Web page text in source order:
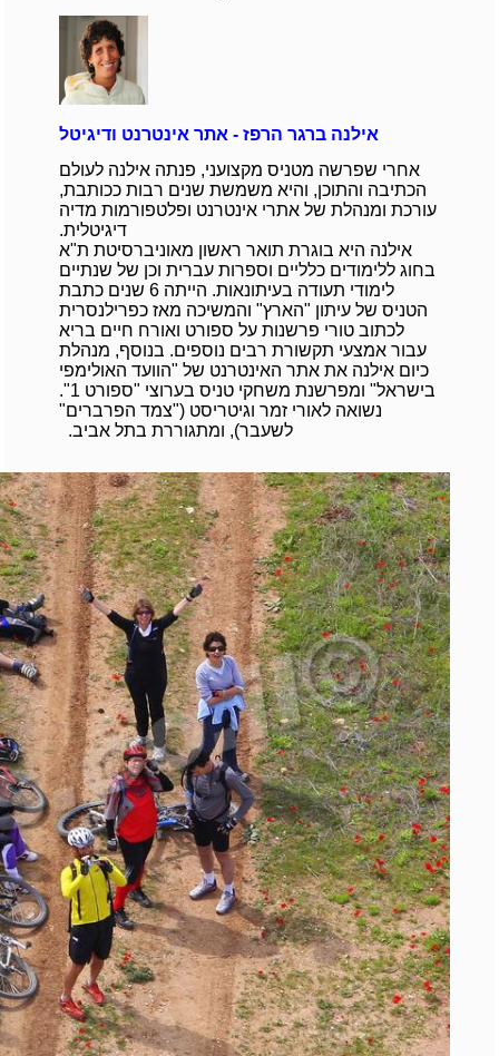
אילנה ברגר הרפז - אתר אינטרנט ודיגיטל
אחרי שפרשה מטניס מקצועני, פנתה אילנה לעולם
הכתיבה והתוכן, והיא משמשת שנים רבות ככותבת,
עורכת ומנהלת של אתרי אינטרנט ופלטפורמות מדיה
דיגיטלית.
אילנה היא בוגרת תואר ראשון מאוניברסיטת ת"א
בחוג ללימודים כלליים וספרות עברית וכן של שנתיים
לימודי תעודה בעיתונאות. הייתה 6 שנים כתבת
הטניס של עיתון "הארץ" והמשיכה מאז כפרילנסרית
לכתוב טורי פרשנות על ספורט ואורח חיים בריא
עבור אמצעי תקשורת רבים נוספים. בנוסף, מנהלת
כיום אילנה את אתר האינטרנט של "הוועד האולימפי
בישראל" ומפרשנת משחקי טניס בערוצי "ספורט 1".
נשואה לאורי זמר וגיטריסט ("צמד הפרברים"
לשעבר), ומתגוררת בתל אביב.